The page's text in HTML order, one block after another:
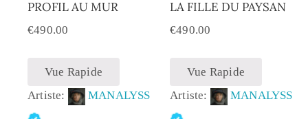
PROFIL AU MUR
€490.00
Vue Rapide
Artiste:
MANALYSS
LA FILLE DU PAYSAN
€490.00
Vue Rapide
Artiste:
MANALYSS